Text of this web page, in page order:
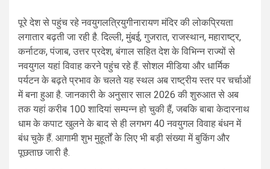
पूरे देश से पहुंच रहे नवयुगलत्रियुगीनारायण मंदिर की लोकप्रियता
लगातार बढ़ती जा रही है. दिल्ली, मुंबई, गुजरात, राजस्थान, महाराष्ट्र,
कर्नाटक, पंजाब, उत्तर प्रदेश, बंगाल सहित देश के विभिन्न राज्यों से
नवयुगल यहां विवाह करने पहुंच रहे हैं. सोशल मीडिया और धार्मिक
पर्यटन के बढ़ते प्रभाव के चलते यह स्थल अब राष्ट्रीय स्तर पर चर्चाओं
में बना हुआ है. जानकारी के अनुसार साल 2026 की शुरुआत से अब
तक यहां करीब 100 शादियां सम्पन्न हो चुकी हैं, जबकि बाबा केदारनाथ
धाम के कपाट खुलने के बाद से ही लगभग 40 नवयुगल विवाह बंधन में
बंध चुके हैं. आगामी शुभ मुहूर्तों के लिए भी बड़ी संख्या में बुकिंग और
पूछताछ जारी है.